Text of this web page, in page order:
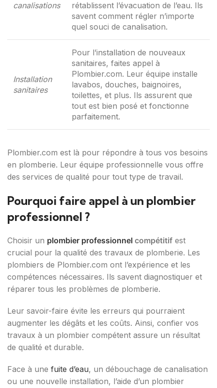
canalisations
rétablissent l’évacuation de l’eau. Ils
savent comment régler n’importe
quel souci de canalisation.
Installation
sanitaires
Pour l’installation de nouveaux
sanitaires, faites appel à
Plombier.com. Leur équipe installe
lavabos, douches, baignoires,
toilettes, et plus. Ils assurent que
tout est bien posé et fonctionne
parfaitement.
Plombier.com est là pour répondre à tous vos besoins
en plomberie. Leur équipe professionnelle vous offre
des services de qualité pour tout type de travail.
Pourquoi faire appel à un plombier
professionnel ?
Choisir un plombier professionnel compétitif est
crucial pour la qualité des travaux de plomberie. Les
plombiers de Plombier.com ont l’expérience et les
compétences nécessaires. Ils savent diagnostiquer et
réparer tous les problèmes de plomberie.
Leur savoir-faire évite les erreurs qui pourraient
augmenter les dégâts et les coûts. Ainsi, confier vos
travaux à un plombier compétent assure un résultat
de qualité et durable.
Face à une fuite d’eau, un débouchage de canalisation
ou une nouvelle installation, l’aide d’un plombier